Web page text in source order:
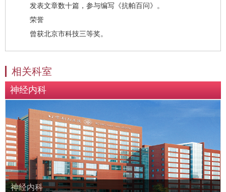
发表文章数十篇，参与编写《抗帕百问》。
荣誉
曾获北京市科技三等奖。
相关科室
神经内科
神经内科